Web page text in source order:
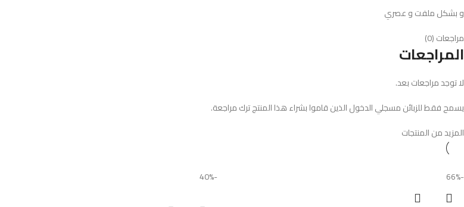
و بشكل ملفت و عصري
مراجعات (0)
المراجعات
لا توجد مراجعات بعد.
يسمح فقط للزبائن مسجلي الدخول الذين قاموا بشراء هذا المنتج ترك مراجعة.
المزيد من المنتجات
-66%
-40%